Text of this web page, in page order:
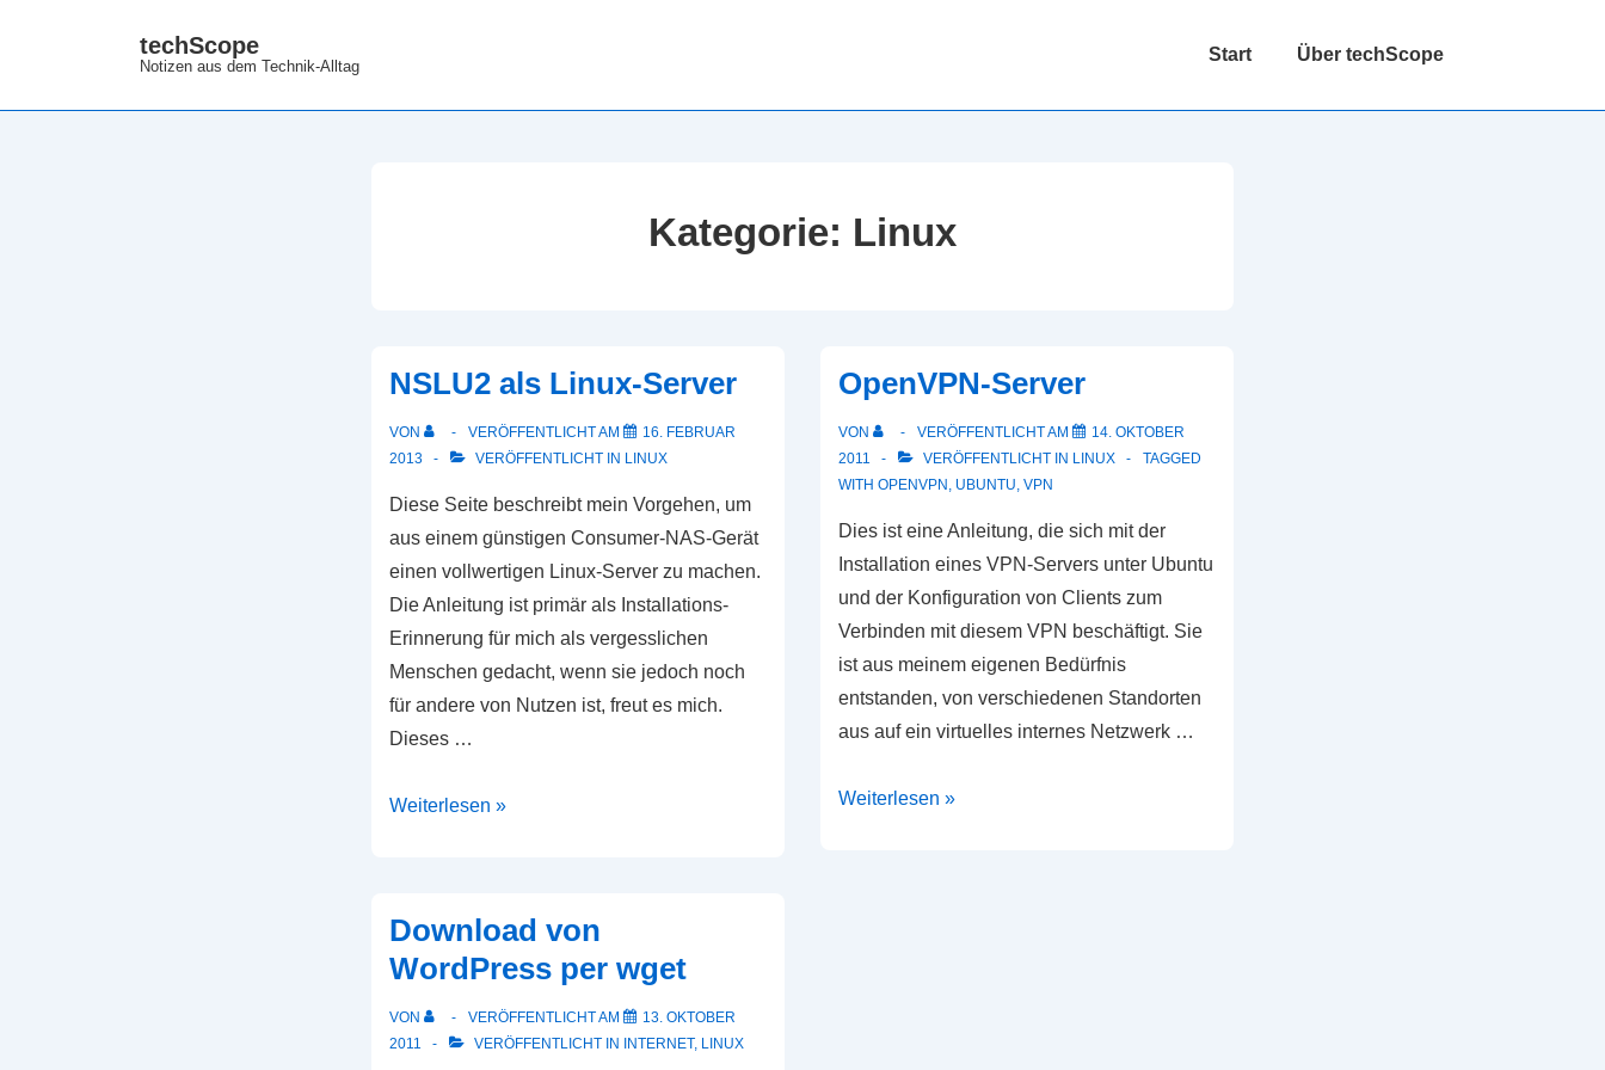
techScope
Notizen aus dem Technik-Alltag
Hauptnavigation
Start Über techScope
Kategorie: Linux
NSLU2 als Linux-Server
VON VERÖFFENTLICHT AM
16. FEBRUAR
2013
VERÖFFENTLICHT IN LINUX
Diese Seite beschreibt mein Vorgehen, um
aus einem günstigen Consumer-NAS-Gerät
einen vollwertigen Linux-Server zu machen.
Die Anleitung ist primär als Installations-
Erinnerung für mich als vergesslichen
Menschen gedacht, wenn sie jedoch noch
für andere von Nutzen ist, freut es mich.
Dieses …
NSLU2
Weiterlesen »
OpenVPN-Server
VON VERÖFFENTLICHT AM
14. OKTOBER
2011
VERÖFFENTLICHT IN LINUX
TAGGED
WITH OPENVPN , UBUNTU, VPN
Dies ist eine Anleitung, die sich mit der
Installation eines VPN-Servers unter Ubuntu
und der Konfiguration von Clients zum
Verbinden mit diesem VPN beschäftigt. Sie
ist aus meinem eigenen Bedürfnis
entstanden, von verschiedenen Standorten
aus auf ein virtuelles internes Netzwerk …
OpenVPN-
Weiterlesen »
Download von
WordPress per wget
VON VERÖFFENTLICHT AM
13. OKTOBER
2011
VERÖFFENTLICHT IN INTERNET, LINUX